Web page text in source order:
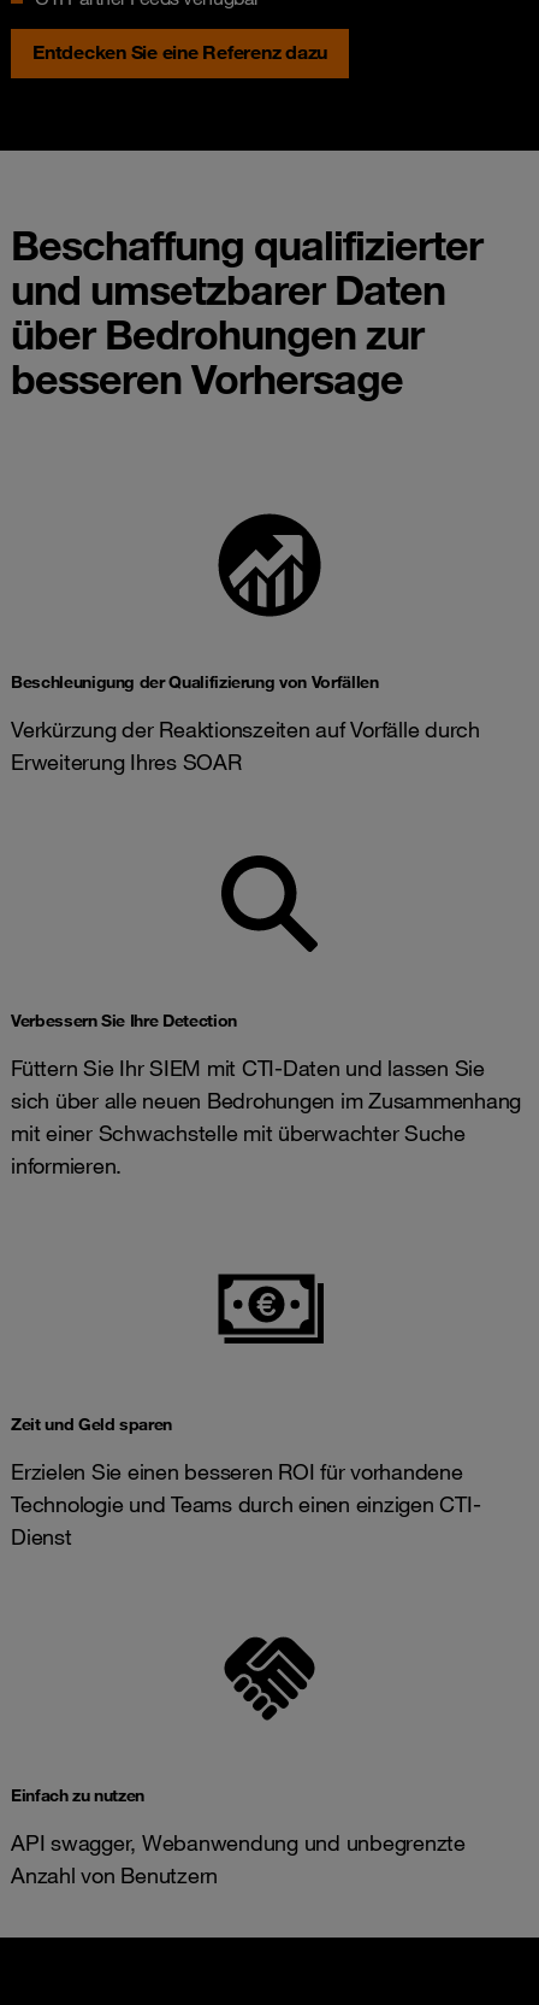
Entdecken Sie eine Referenz dazu
Beschaffung qualifizierter
und umsetzbarer Daten
über Bedrohungen zur
besseren Vorhersage
Beschleunigung der Qualifizierung von Vorfällen
Verkürzung der Reaktionszeiten auf Vorfälle durch
Erweiterung Ihres SOAR
Verbessern Sie Ihre Detection
Füttern Sie Ihr SIEM mit CTI-Daten und lassen Sie
sich über alle neuen Bedrohungen im Zusammenhang
mit einer Schwachstelle mit überwachter Suche
informieren.
Zeit und Geld sparen
Erzielen Sie einen besseren ROI für vorhandene
Technologie und Teams durch einen einzigen CTI-
Dienst
Einfach zu nutzen
API swagger, Webanwendung und unbegrenzte
Anzahl von Benutzern